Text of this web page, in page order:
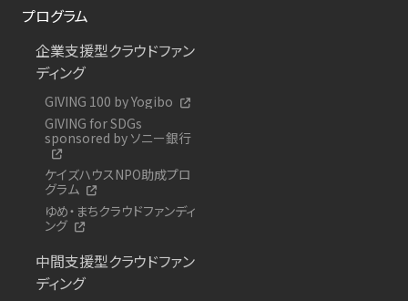
プログラム
企業支援型クラウドファン
ディング
GIVING 100 by Yogibo
GIVING for SDGs
sponsored by ソニー銀行
ケイズハウスNPO助成プロ
グラム
ゆめ・まちクラウドファンディ
ング
中間支援型クラウドファン
ディング